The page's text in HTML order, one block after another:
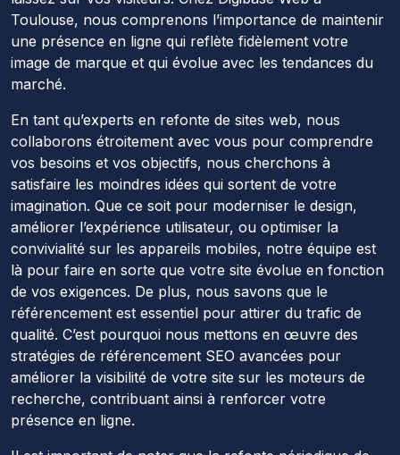
Toulouse, nous comprenons l’importance de maintenir
une présence en ligne qui reflète fidèlement votre
image de marque et qui évolue avec les tendances du
marché.
En tant qu’experts en refonte de sites web, nous
collaborons étroitement avec vous pour comprendre
vos besoins et vos objectifs, nous cherchons à
satisfaire les moindres idées qui sortent de votre
imagination. Que ce soit pour moderniser le design,
améliorer l’expérience utilisateur, ou optimiser la
convivialité sur les appareils mobiles, notre équipe est
là pour faire en sorte que votre site évolue en fonction
de vos exigences. De plus, nous savons que le
référencement est essentiel pour attirer du trafic de
qualité. C’est pourquoi nous mettons en œuvre des
stratégies de référencement SEO avancées pour
améliorer la visibilité de votre site sur les moteurs de
recherche, contribuant ainsi à renforcer votre
présence en ligne.